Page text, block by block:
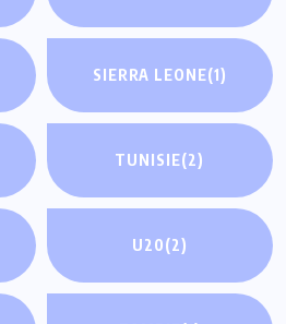
SIERRA LEONE(1)
TUNISIE(2)
U20(2)